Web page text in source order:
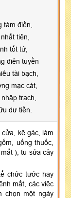
tàm điền,
tiên,
tốt tử,
điên tuyền
tài bạch,
mạc cát,
trạch,
dư tiền.
kê gác, làm
uống thuốc,
), tu sửa cây
chức tước hay
mắt, các việc
chọn một ngày